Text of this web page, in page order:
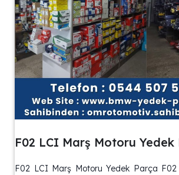
F02 LCI Marş Motoru Yedek
F02 LCI Marş Motoru Yedek Parça